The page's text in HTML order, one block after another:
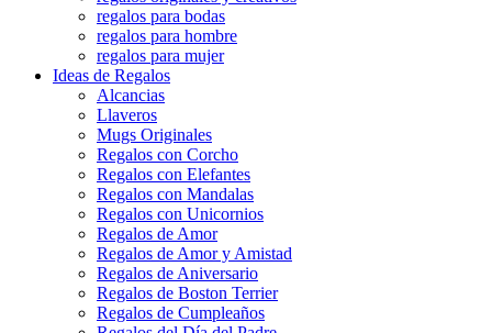
regalos para bodas
regalos para hombre
regalos para mujer
Ideas de Regalos
Alcancias
Llaveros
Mugs Originales
Regalos con Corcho
Regalos con Elefantes
Regalos con Mandalas
Regalos con Unicornios
Regalos de Amor
Regalos de Amor y Amistad
Regalos de Aniversario
Regalos de Boston Terrier
Regalos de Cumpleaños